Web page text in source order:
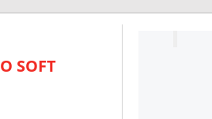
SOFT